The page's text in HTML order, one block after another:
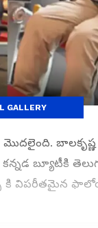
బాలకృష్ణ
బ్యూటీకి
విపరీతమైన
GALLERY